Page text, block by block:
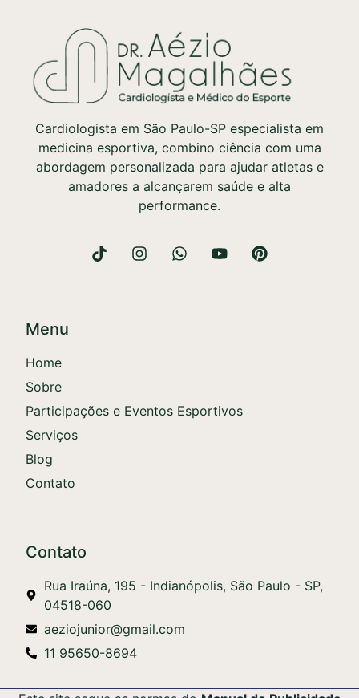
Cardiologista em São Paulo-SP especialista em
medicina esportiva, combino ciência com uma
abordagem personalizada para ajudar atletas e
amadores a alcançarem saúde e alta
performance.
Menu
Home
Sobre
Participações e Eventos Esportivos
Serviços
Blog
Contato
Contato
Rua Iraúna, 195 - Indianópolis, São Paulo - SP,
04518-060
aeziojunior@gmail.com
11 95650-8694